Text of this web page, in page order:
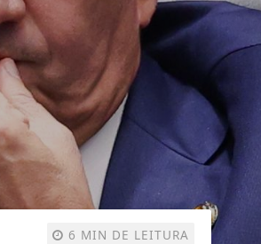
6 MIN DE LEITURA